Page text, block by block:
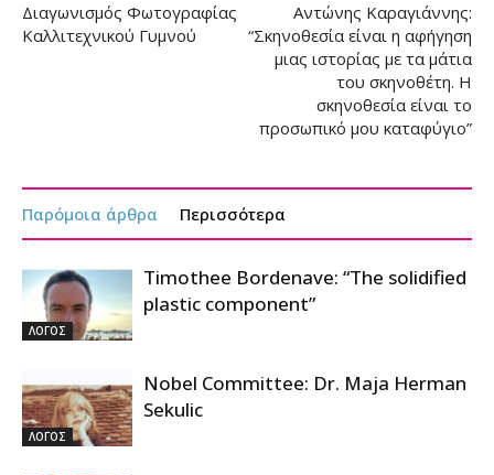
Διαγωνισμός Φωτογραφίας
Καλλιτεχνικού Γυμνού
Αντώνης Καραγιάννης:
“Σκηνοθεσία είναι η αφήγηση
μιας ιστορίας με τα μάτια
του σκηνοθέτη. Η
σκηνοθεσία είναι το
προσωπικό μου καταφύγιο”
Παρόμοια άρθρα Περισσότερα
ΛΟΓΟΣ
Timothee Bordenave: “The solidified
plastic component”
ΛΟΓΟΣ
Nobel Committee: Dr. Maja Herman
Sekulic